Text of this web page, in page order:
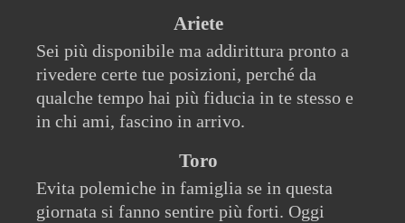
Ariete
Sei più disponibile ma addirittura pronto a
rivedere certe tue posizioni, perché da
qualche tempo hai più fiducia in te stesso e
in chi ami, fascino in arrivo.
Toro
Evita polemiche in famiglia se in questa
giornata si fanno sentire più forti. Oggi